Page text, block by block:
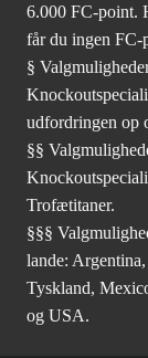
6.000 FC-point.
får du ingen FC-
§
udfordringen op
§§
Trofætitaner.
§§§
lande:
Tyskland,
og USA.